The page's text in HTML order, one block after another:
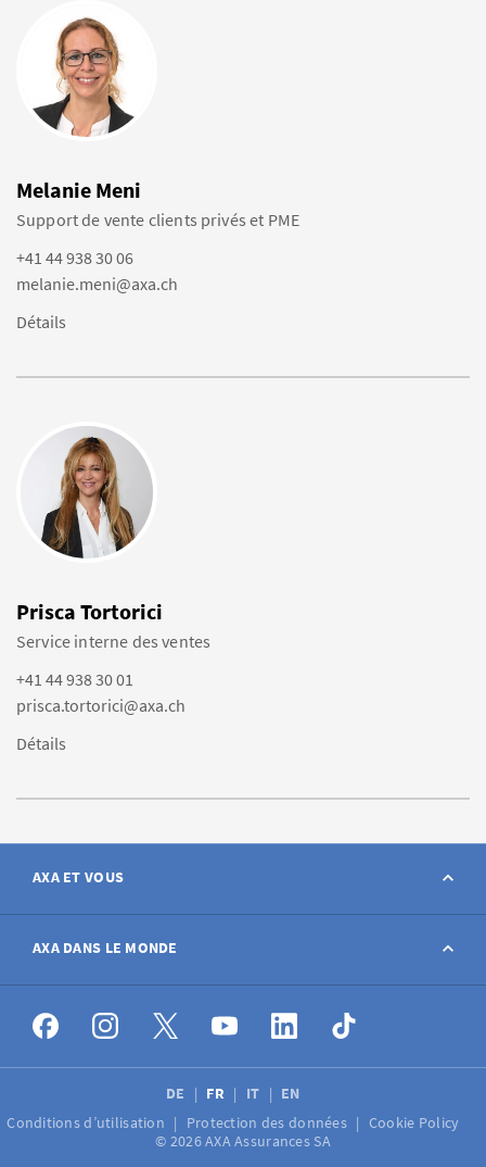
Melanie Meni
Support de vente clients privés et PME
+41 44 938 30 06
melanie.meni@axa.ch
Détails
Prisca Tortorici
Service interne des ventes
+41 44 938 30 01
prisca.tortorici@axa.ch
Détails
AXA ET VOUS
Contact
Déclarer sinistre
Postes à pourvoir
Médias
AXA DANS LE MONDE
AXA dans le monde
DE FR IT
EN
Conditions d’utilisation
Protection des données
Cookie Policy
© 2026 AXA Assurances SA